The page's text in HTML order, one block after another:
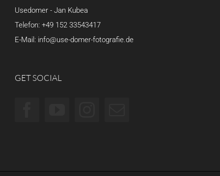
Usedomer - Jan Kubea
Telefon: +49 152 33543417
E-Mail: info@use-domer-fotografie.de
GET SOCIAL